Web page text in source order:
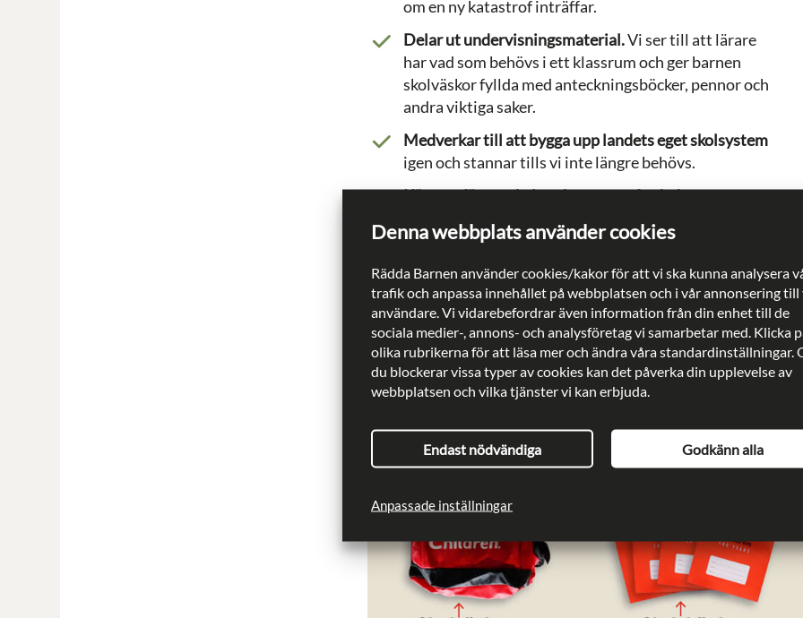
Denna webbplats använder cookies
Rädda Barnen använder cookies/kakor för att vi ska kunna analysera
trafik och anpassa innehållet på webbplatsen och i vår annonsering till
användare. Vi vidarebefordrar även information från din enhet till de
sociala medier-, annons- och analysföretag vi samarbetar med. Klicka
olika rubrikerna för att läsa mer och ändra våra standardinställningar.
du blockerar vissa typer av cookies kan det påverka din upplevelse av
webbplatsen och vilka tjänster vi kan erbjuda.
Anpassade inställningar
Endast nödvändiga Godkänn alla
om en ny katastrof inträffar.
Delar ut undervisningsmaterial.Vi ser till att lärare
har vad som behövs i ett klassrum och ger barnen
skolväskor fyllda med anteckningsböcker, pennor och
andra viktiga saker.
Medverkar till att bygga upp landets eget skolsystem
igen och stannar tills vi inte längre behövs.
Kämpar för att skolan ska vara en fredad zon.
stridande parter ska förbinda sig till att skolor ska